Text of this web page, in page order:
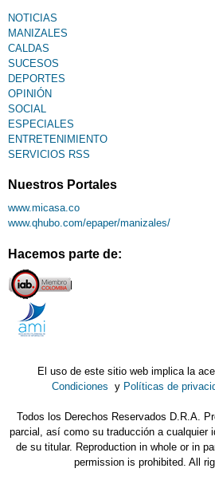
NOTICIAS
MANIZALES
CALDAS
SUCESOS
DEPORTES
OPINIÓN
SOCIAL
ESPECIALES
ENTRETENIMIENTO
SERVICIOS RSS
Nuestros Portales
www.micasa.co
www.qhubo.com/epaper/manizales/
Hacemos parte de:
El uso de este sitio web implica la
Condiciones y Políticas de
Todos los Derechos Reservados D.R.A.
parcial, así como su traducción a cualquier
de su titular. Reproduction in whole or in
permission is prohibited. All